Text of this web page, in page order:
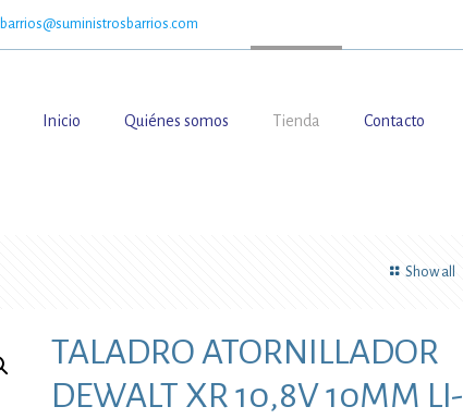
barrios@suministrosbarrios.com
Inicio Quiénes somos Tienda Contacto
Show all
TALADRO ATORNILLADOR
DEWALT XR 10,8V 10MM LI-